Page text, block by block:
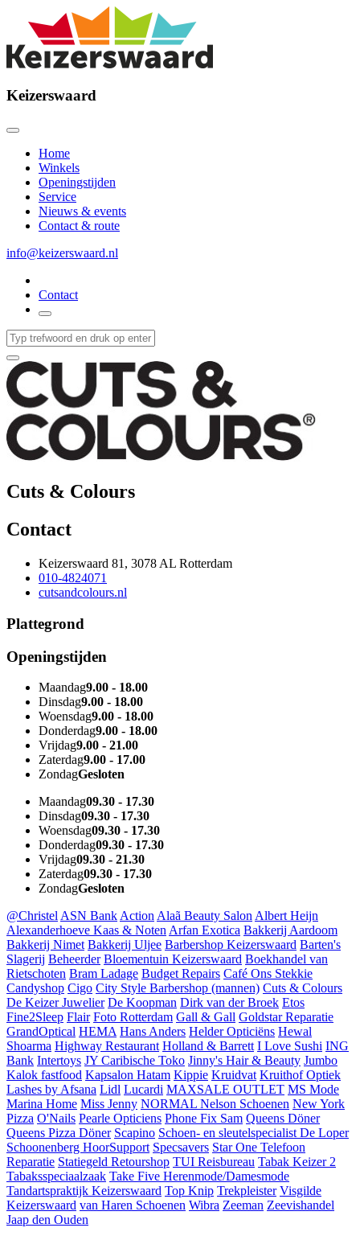
Keizerswaard
Home
Winkels
Openingstijden
Service
Nieuws & events
Contact & route
info@keizerswaard.nl
Contact
Cuts & Colours
Contact
Keizerswaard 81, 3078 AL Rotterdam
010-4824071
cutsandcolours.nl
Plattegrond
Openingstijden
Maandag9.00 - 18.00
Dinsdag9.00 - 18.00
Woensdag9.00 - 18.00
Donderdag9.00 - 18.00
Vrijdag9.00 - 21.00
Zaterdag9.00 - 17.00
ZondagGesloten
Maandag09.30 - 17.30
Dinsdag09.30 - 17.30
Woensdag09.30 - 17.30
Donderdag09.30 - 17.30
Vrijdag09.30 - 21.30
Zaterdag09.30 - 17.30
ZondagGesloten
@Christel ASN Bank Action Alaã Beauty Salon Albert Heijn
Alexanderhoeve Kaas & Noten Arfan Exotica Bakkerij Aardoom
Bakkerij Nimet Bakkerij Uljee Barbershop Keizerswaard Barten's
Slagerij Beheerder Bloementuin Keizerswaard Boekhandel van
Rietschoten Bram Ladage Budget Repairs Café Ons Stekkie
Candyshop Cigo City Style Barbershop (mannen) Cuts & Colours
De Keizer Juwelier De Koopman Dirk van der Broek Etos
Fine2Sleep Flair Foto Rotterdam Gall & Gall Goldstar Reparatie
GrandOptical HEMA Hans Anders Helder Opticiëns Hewal
Shoarma Highway Restaurant Holland & Barrett I Love Sushi ING
Bank Intertoys JY Caribische Toko Jinny's Hair & Beauty Jumbo
Kalok fastfood Kapsalon Hatam Kippie Kruidvat Kruithof Optiek
Lashes by Afsana Lidl Lucardi MAXSALE OUTLET MS Mode
Marina Home Miss Jenny NORMAL Nelson Schoenen New York
Pizza O'Nails Pearle Opticiens Phone Fix Sam Queens Döner
Queens Pizza Döner Scapino Schoen- en sleutelspecialist De Loper
Schoonenberg HoorSupport Specsavers Star One Telefoon
Reparatie Statiegeld Retourshop TUI Reisbureau Tabak Keizer 2
Tabaksspeciaalzaak Take Five Herenmode/Damesmode
Tandartspraktijk Keizerswaard Top Knip Trekpleister Visgilde
Keizerswaard van Haren Schoenen Wibra Zeeman Zeevishandel
Jaap den Ouden